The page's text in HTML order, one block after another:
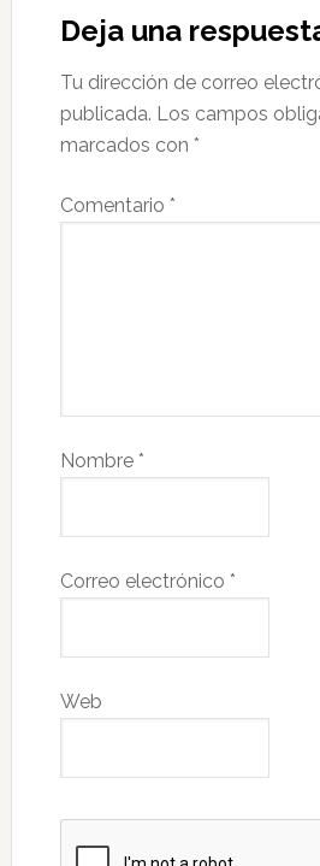
Deja una
Tu dirección de correo
publicada. Los campos
marcados con *
Comentario *
Nombre *
Correo electrónico *
Web